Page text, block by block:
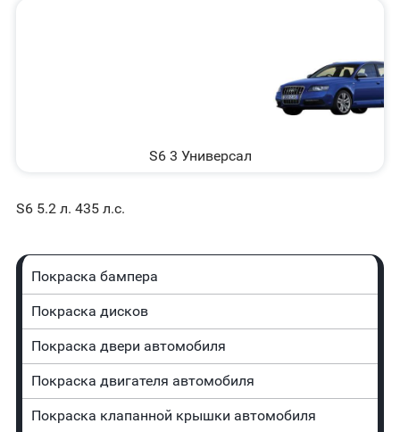
S6 3 Универсал
S6 5.2 л. 435 л.с.
Покраска бампера
Покраска дисков
Покраска двери автомобиля
Покраска двигателя автомобиля
Покраска клапанной крышки автомобиля